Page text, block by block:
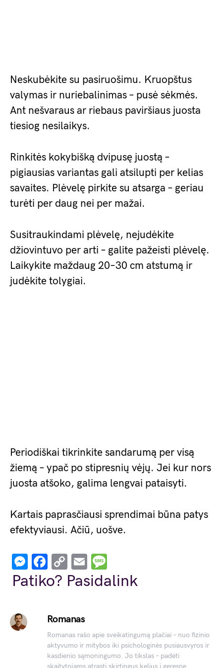
Neskubėkite su pasiruošimu. Kruopštus
valymas ir nuriebalinimas – pusė sėkmės.
Ant nešvaraus ar riebaus paviršiaus juosta
tiesiog nesilaikys.
Rinkitės kokybišką dvipusę juostą –
pigiausias variantas gali atsilupti per kelias
savaites. Plėvelę pirkite su atsarga – geriau
turėti per daug nei per mažai.
Susitraukindami plėvelę, nejudėkite
džiovintuvo per arti – galite pažeisti plėvelę.
Laikykite maždaug 20–30 cm atstumą ir
judėkite tolygiai.
Periodiškai tikrinkite sandarumą per visą
žiemą – ypač po stipresnių vėjų. Jei kur nors
juosta atšoko, galima lengvai pataisyti.
Kartais paprasčiausi sprendimai būna patys
efektyviausi. Ačiū, uošve.
Messenger
Facebook
Copy
Link
Email
Patiko? Pasidalink
Romanas
Romanas rašo apie sveikatingumą plačiai – nuo fizinio
aktyvumo ir mitybos iki psichologinės pusiausvyros ir
kasdienio sąmoningumo. Jo tikslas – padėti
skaitytojams atrasti skirtingus kelius į geresnę